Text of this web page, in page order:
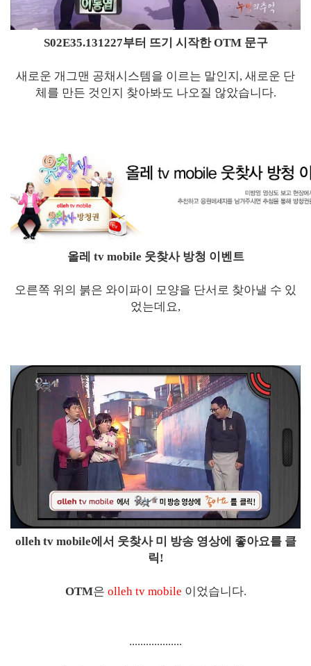
S02E35.131227부터 뜨기 시작한 OTM 문구
새로운 개그맨 공채시스템을 이르는 말인지, 새로운 단
체를 만든 것인지 찾아봐도 나오질 않았습니다.
올레 tv mobile 웃찾사 방청 이벤트
오른쪽 위의 붉은 와이파이 모양을 단서로 찾아낼 수 있
었는데요,
olleh tv mobile에서 웃찾사 미 방송 영상에 좋아요를 클
릭!
OTM은 olleh tv mobile 이었습니다.
...................